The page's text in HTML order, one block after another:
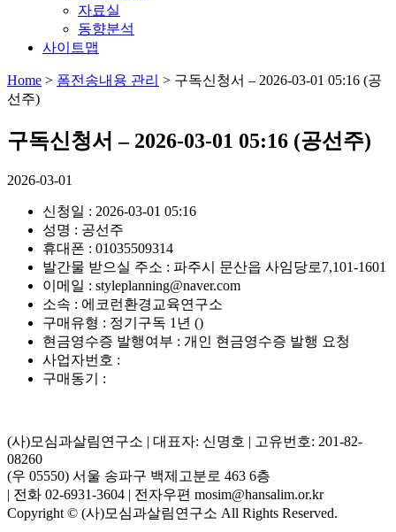
자료실
동향분석
사이트맵
Home > 폼전송내용 관리 > 구독신청서 – 2026-03-01 05:16 (공
선주)
구독신청서 – 2026-03-01 05:16 (공선주)
2026-03-01
신청일 : 2026-03-01 05:16
성명 : 공선주
휴대폰 : 01035509314
발간물 받으실 주소 : 파주시 문산읍 사임당로7,101-1601
이메일 : styleplanning@naver.com
소속 : 에코런환경교육연구소
구매유형 : 정기구독 1년 ()
현금영수증 발행여부 : 개인 현금영수증 발행 요청
사업자번호 :
구매동기 :
(사)모심과살림연구소 | 대표자: 신명호 | 고유번호: 201-82-
08260
(우 05550) 서울 송파구 백제고분로 463 6층
| 전화 02-6931-3604 | 전자우편 mosim@hansalim.or.kr
Copyright © (사)모심과살림연구소 All Rights Reserved.